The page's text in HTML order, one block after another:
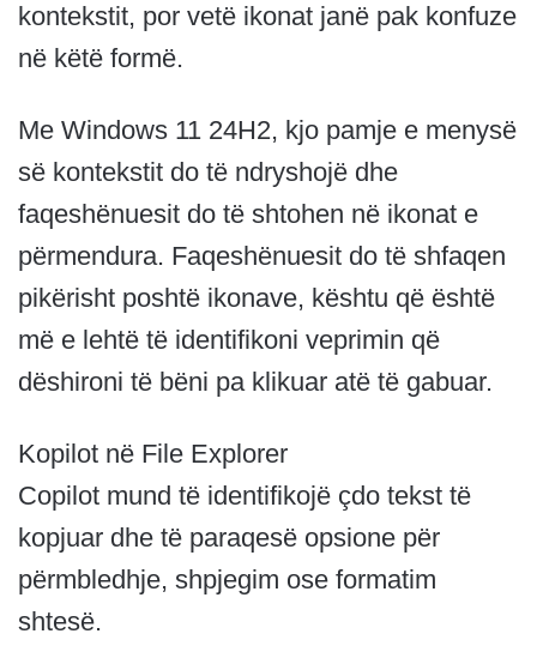
kontekstit, por vetë ikonat janë pak konfuze
në këtë formë.
Me Windows 11 24H2, kjo pamje e menysë
së kontekstit do të ndryshojë dhe
faqeshënuesit do të shtohen në ikonat e
përmendura. Faqeshënuesit do të shfaqen
pikërisht poshtë ikonave, kështu që është
më e lehtë të identifikoni veprimin që
dëshironi të bëni pa klikuar atë të gabuar.
Kopilot në File Explorer
Copilot mund të identifikojë çdo tekst të
kopjuar dhe të paraqesë opsione për
përmbledhje, shpjegim ose formatim
shtesë.